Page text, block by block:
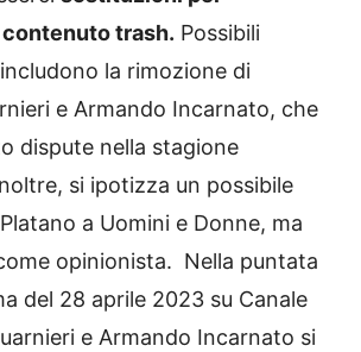
trash. Possibili
la rimozione di
e Armando Incarnato, che
dispute nella stagione
si ipotizza un possibile
a Uomini e Donne, ma
opinionista. Nella puntata
del 28 aprile 2023 su Canale
e Armando Incarnato si